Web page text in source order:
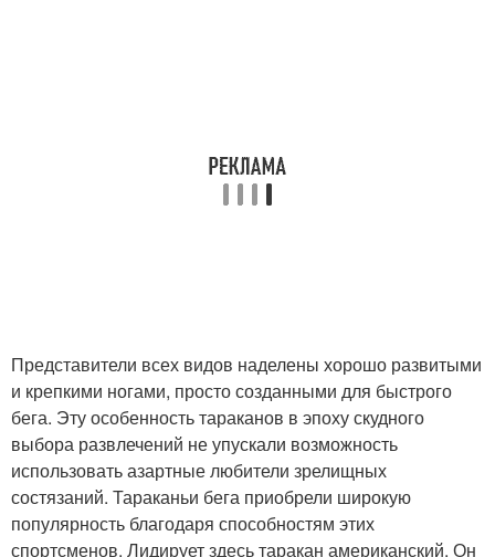
Представители всех видов наделены хорошо развитыми
и крепкими ногами, просто созданными для быстрого
бега. Эту особенность тараканов в эпоху скудного
выбора развлечений не упускали возможность
использовать азартные любители зрелищных
состязаний. Тараканьи бега приобрели широкую
популярность благодаря способностям этих
спортсменов. Лидирует здесь таракан американский. Он